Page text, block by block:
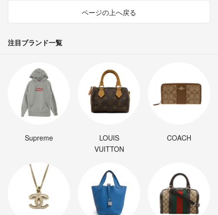
ページの上へ戻る
注目ブランド一覧
Supreme
LOUIS
VUITTON
COACH